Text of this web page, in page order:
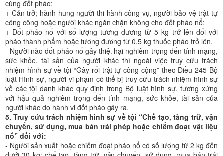
cùng đốt pháo;
+ Cản trở; hành hung người thi hành công vụ, người bảo vệ trật tự
công công hoặc người khác ngăn chặn không cho đốt pháo nổ;
+ Đốt pháo nổ với số lượng tương đương từ 5 kg trở lên đối với
pháo thành phẩm hoặc tương đương từ 0,5 kg thuốc pháo trở lên.
- Người nào đốt pháo nổ gây thiệt hại nghiêm trọng đến tính mạng,
sức khỏe, tài sản của người khác thì ngoài việc truy cứu trách
nhiệm hình sự về tội “Gây rối trật tự công cộng” theo Điều 245 Bộ
luật Hình sự, người vi phạm có thể bị truy cứu trách nhiệm hình sự
về các tội danh khác quy định trong Bộ luật hình sự, tương xứng
với hậu quả nghiêm trọng đến tính mạng, sức khỏe, tài sản của
người khác do hành vi đốt pháo gây ra.
5. Truy cứu trách nhiệm hình sự về tội “Chế tạo, tàng trữ, vận
chuyển, sử dụng, mua bán trái phép hoặc chiếm đoạt vật liệu
nổ” đối với:
- Người sản xuất hoặc chiếm đoạt pháo nổ có số lượng từ 2 kg đến